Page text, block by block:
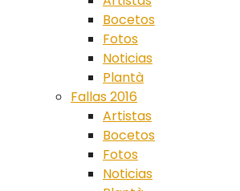
Bocetos
Fotos
Noticias
Plantà
Fallas 2016
Artistas
Bocetos
Fotos
Noticias